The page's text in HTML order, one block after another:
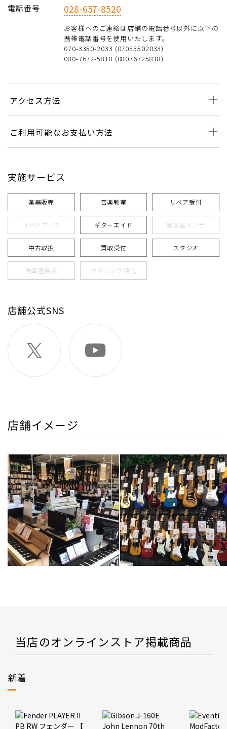
電話番号 028-657-8520
お客様へのご連絡は店舗の電話番号以外に以下の
携帯電話番号を使用いたします。
070-3350-2033 (07033502033)
080-7672-5818 (08076725818)
アクセス方法
ご利用可能なお支払い方法
実施サービス
楽器販売 音楽教室 リペア受付
リペアブース ギターエイド 管楽器メンテ
中古取扱 買取受付 スタジオ
防音室展示 クラシック特化
店舗公式SNS
店舗イメージ
当店のオンラインストア掲載商品
新着